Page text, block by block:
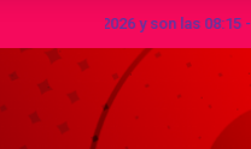
de 2026 y son las 08:15 - -